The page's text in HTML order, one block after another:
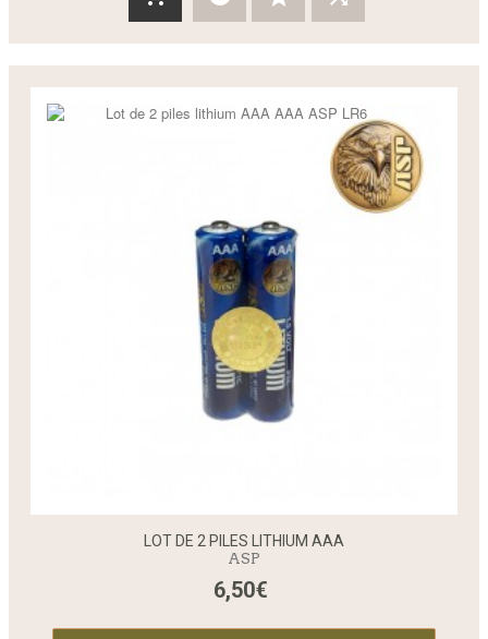
LOT DE 2 PILES LITHIUM AAA
ASP
6,50€